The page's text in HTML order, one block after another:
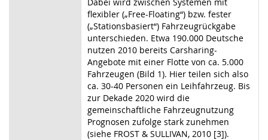
flexibler („Free-Floating“) bzw. fester
(„Stationsbasiert“) Fahrzeugrückgabe
unterschieden. Etwa 190.000 Deutsche
nutzen 2010 bereits Carsharing-
Angebote mit einer Flotte von ca. 5.000
Fahrzeugen (Bild 1). Hier teilen sich also
ca. 30-40 Personen ein Leihfahrzeug. Bis
zur Dekade 2020 wird die
gemeinschaftliche Fahrzeugnutzung
Prognosen zufolge stark zunehmen
(siehe FROST & SULLIVAN, 2010 [3]).